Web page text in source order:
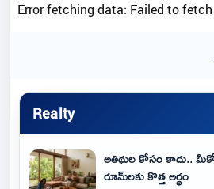
Error fetching data: Failed to fetch
Realty
అతిథుల కోసం కాదు..
రూమ్‌లకు కొత్త అర్థం